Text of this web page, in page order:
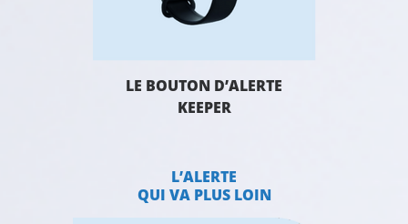
LE BOUTON D’ALERTE
KEEPER
L’ALERTE
QUI VA PLUS LOIN